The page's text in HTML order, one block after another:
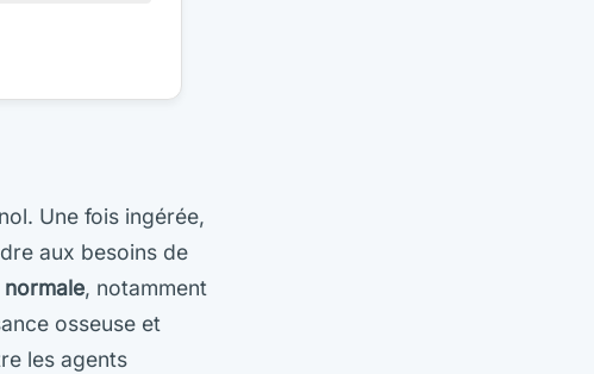
Une fois ingérée,
aux besoins de
, notamment
osseuse et
les agents